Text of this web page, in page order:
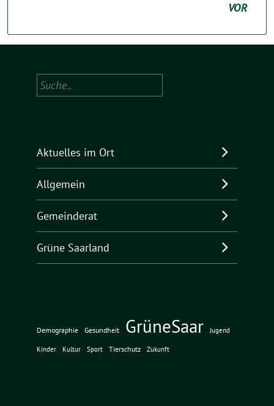
VOR
Suchen
Aktuelles im Ort
Allgemein
Gemeinderat
Grüne Saarland
Demographie Gesundheit GrüneSaar Jugend
Kinder Kultur Sport Tierschutz Zukunft